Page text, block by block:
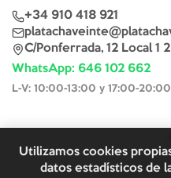
+34 910 418 921
C/Ponferrada, 12 Local 1
WhatsApp: 646 102 662
L-V: 10:00-13:00 y 17:00-20:00
Utilizamos cookies
datos estadísticos de